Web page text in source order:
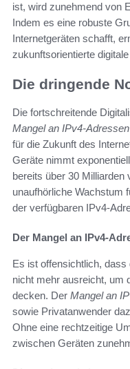
ist, wird zunehmend von
Indem es eine robuste
Internetgeräten schafft,
zukunftsorientierte
Die dringende
Die fortschreitende
Mangel an IPv4-Adressen
für die Zukunft des
Geräte nimmt
bereits über 30
unaufhörliche Wachstum
der verfügbaren IPv4-
Der Mangel an IPv4-
Es ist offensichtlich,
nicht mehr ausreicht, um
decken. Der Mangel an
sowie Privatanwender
Ohne eine rechtzeitige
zwischen Geräten